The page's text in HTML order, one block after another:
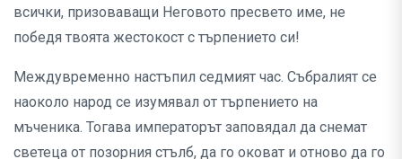
всички, призоваващи Неговото пресвето име, не
победя твоята жестокост с търпението си!
Междувременно настъпил седмият час. Събралият се
наоколо народ се изумявал от търпението на
мъченика. Тогава императорът заповядал да снемат
светеца от позорния стълб, да го оковат и отново да го